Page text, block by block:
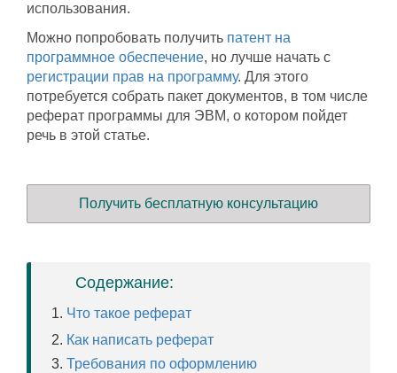
использования.
Можно попробовать получить патент на
программное обеспечение, но лучше начать с
регистрации прав на программу. Для этого
потребуется собрать пакет документов, в том числе
реферат программы для ЭВМ, о котором пойдет
речь в этой статье.
Получить бесплатную консультацию
Содержание:
Что такое реферат
Как написать реферат
Требования по оформлению